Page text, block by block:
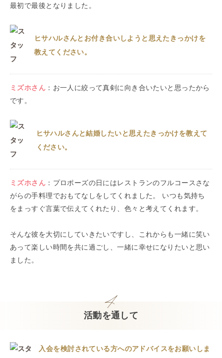
最初で最後となりました。
ヒサハルさんとお付き合いしようと思えたきっかけを
教えてください。
ミズホさん ： お一人に絞って真剣に向き合いたいと思ったから
です。
ヒサハルさんと結婚したいと思えたきっかけを教えて
ください。
ミズホさん ： プロポーズの日にはレストランのフルコースさな
がらの手料理でおもてなしをしてくれました。 いつも気持ち
をまっすぐ言葉で伝えてくれたり、色々と考えてくれます。
そんな彼を大切にしていきたいですし、これからも一緒に笑い
あって楽しい時間を共に過ごし、一緒に幸せになりたいと思い
ました。
活動を通して
入会を検討されている方へのアドバイスをお願いしま